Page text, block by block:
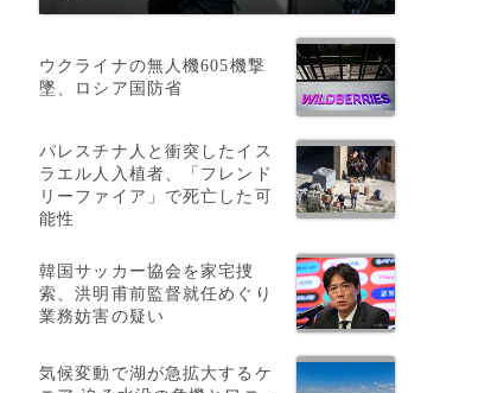
ウクライナの無人機605機撃
墜、ロシア国防省
パレスチナ人と衝突したイス
ラエル人入植者、「フレンド
リーファイア」で死亡した可
能性
韓国サッカー協会を家宅捜
索、洪明甫前監督就任めぐり
業務妨害の疑い
気候変動で湖が急拡大するケ